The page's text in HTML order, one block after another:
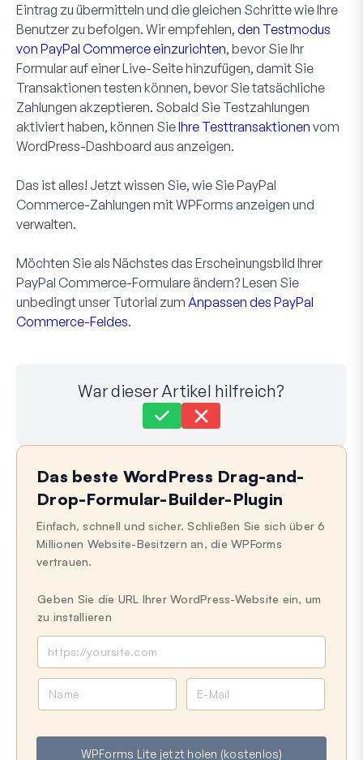
Eintrag zu übermitteln und die gleichen Schritte wie Ihre
Benutzer zu befolgen. Wir empfehlen, den Testmodus
von PayPal Commerce einzurichten, bevor Sie Ihr
Formular auf einer Live-Seite hinzufügen, damit Sie
Transaktionen testen können, bevor Sie tatsächliche
Zahlungen akzeptieren. Sobald Sie Testzahlungen
aktiviert haben, können SieIhre Testtransaktionen vom
WordPress-Dashboard aus anzeigen.
Das ist alles! Jetzt wissen Sie, wie Sie PayPal
Commerce-Zahlungen mit WPForms anzeigen und
verwalten.
Möchten Sie als Nächstes das Erscheinungsbild Ihrer
PayPal Commerce-Formulare ändern? Lesen Sie
unbedingt unser Tutorial zum Anpassen des PayPal
Commerce-Feldes.
War dieser Artikel hilfreich?
Immer noch festgefahren?
Zuletzt aktualisiert am 21. Mai 2024
Das beste WordPress Drag-and-
Drop-Formular-Builder-Plugin
Einfach, schnell und sicher. Schließen Sie sich über 6
Millionen Website-Besitzern an, die WPForms
vertrauen.
Geben Sie die URL Ihrer WordPress-Website ein, um
zu installieren
e
a
WPForms Lite jetzt holen (kostenlos)